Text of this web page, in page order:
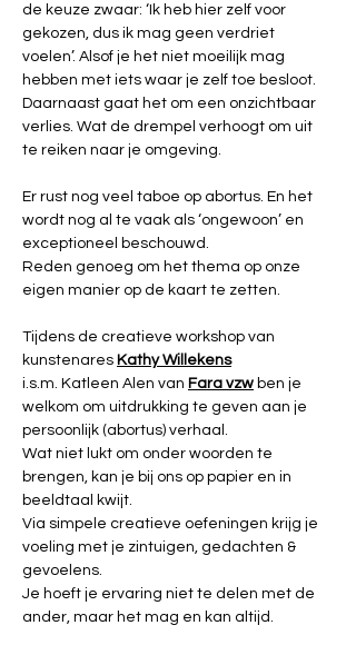
de keuze zwaar: ‘Ik heb hier zelf voor
gekozen, dus ik mag geen verdriet
voelen’. Alsof je het niet moeilijk mag
hebben met iets waar je zelf toe besloot.
Daarnaast gaat het om een onzichtbaar
verlies. Wat de drempel verhoogt om uit
te reiken naar je omgeving.
Er rust nog veel taboe op abortus. En het
wordt nog al te vaak als ‘ongewoon’ en
exceptioneel beschouwd.
Reden genoeg om het thema op onze
eigen manier op de kaart te zetten.
Tijdens de creatieve workshop van
kunstenares Kathy Willekens
i.s.m. Katleen Alen van Fara vzw ben je
welkom om uitdrukking te geven aan je
persoonlijk (abortus) verhaal.
Wat niet lukt om onder woorden te
brengen, kan je bij ons op papier en in
beeldtaal kwijt.
Via simpele creatieve oefeningen krijg je
voeling met je zintuigen, gedachten &
gevoelens.
Je hoeft je ervaring niet te delen met de
ander, maar het mag en kan altijd.